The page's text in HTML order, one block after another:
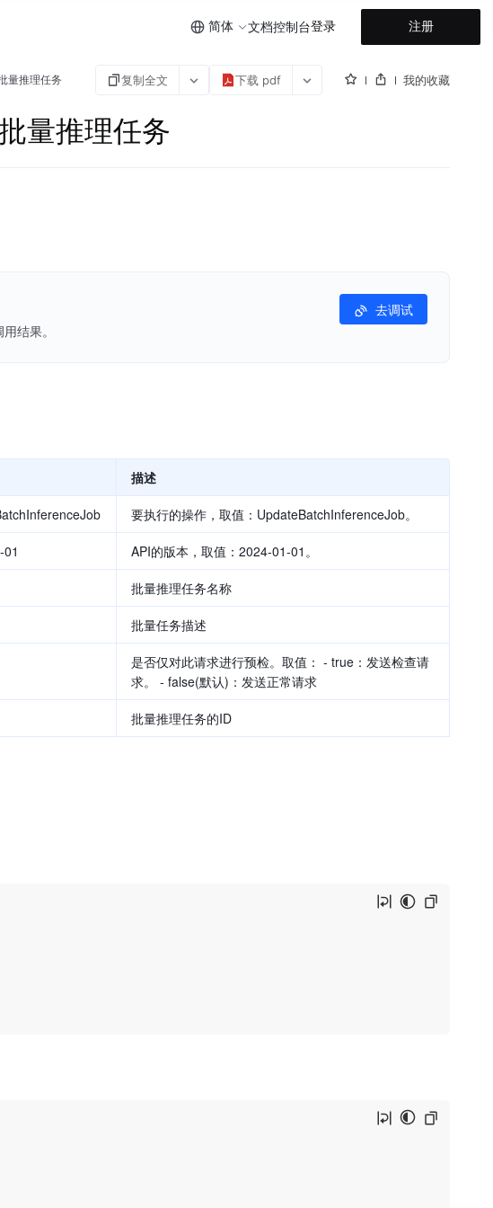
简体 文档控制台登录 注册
量推理任务 复制全文 下载 pdf 我的收藏
量推理任务
结果。
去调试
描述
要执行的操作，取值：UpdateBatchInferenceJob。
API的版本，取值：2024-01-01。
批量推理任务名称
批量任务描述
是否仅对此请求进行预检。取值： - true：发送检查请
求。 - false(默认)：发送正常请求
批量推理任务的ID